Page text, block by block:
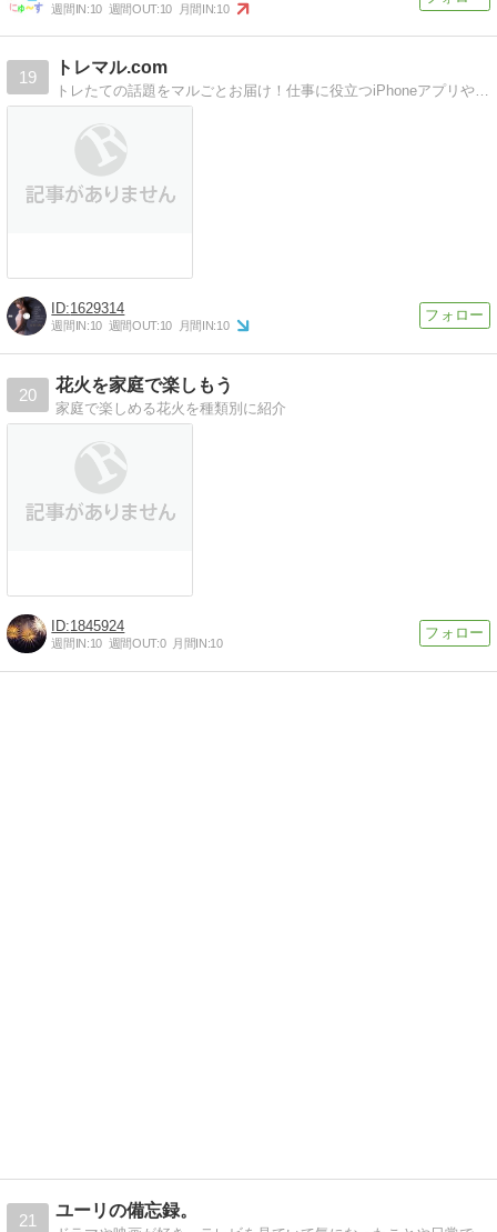
週間IN:10 週間OUT:10 月間IN:10
19
トレマル.com
トレたての話題をマルごとお届け！仕事に役立つiPhoneアプリや季節の行事、美容、健康など様々な情報を配信
1629314
週間IN:10 週間OUT:10 月間IN:10
20
花火を家庭で楽しもう
家庭で楽しめる花火を種類別に紹介
1845924
週間IN:10 週間OUT:0 月間IN:10
21
ユーリの備忘録。